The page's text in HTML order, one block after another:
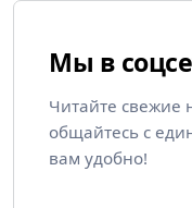
Мы в
Читайте свежие
общайтесь с
вам удобно!